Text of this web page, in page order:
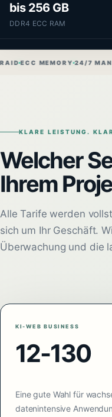
bis 256 GB
DDR4 ECC RAM
MEMORY 24/7 MANAGED
KLARE LEISTUNG.
Welcher
Ihrem
Alle Tarife werden
sich um Ihr Geschäft.
Überwachung und die
KI-WEB BUSINESS
12-130
Eine gute Wahl für
datenintensive